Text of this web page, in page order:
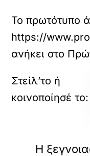
Το πρωτότυπο
https://
ανήκει στο
Η